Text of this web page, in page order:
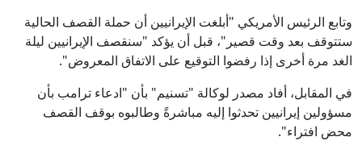
وتابع الرئيس الأمريكي "أبلغت الإيرانيين أن حملة القصف الحالية
ستتوقف بعد وقت قصير"، قبل أن يؤكد "سنقصف الإيرانيين ليلة
الغد مرة أخرى إذا رفضوا التوقيع على الاتفاق المعروض".
في المقابل، أفاد مصدر لوكالة "تسنيم" بأن "ادعاء ترامب بأن
مسؤولين إيرانيين تحدثوا إليه مباشرةً وطالبوه بوقف القصف
محض افتراء".